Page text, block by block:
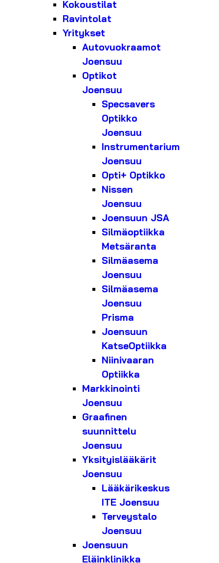
Kokoustilat
Ravintolat
Yritykset
Autovuokraamot
Joensuu
Optikot
Joensuu
Specsavers
Optikko
Joensuu
Instrumentarium
Joensuu
Opti+ Optikko
Nissen
Joensuu
Joensuun JSA
Silmäoptiikka
Metsäranta
Silmäasema
Joensuu
Silmäasema
Joensuu
Prisma
Joensuun
KatseOptiikka
Niinivaaran
Optiikka
Markkinointi
Joensuu
Graafinen
suunnittelu
Joensuu
Yksityislääkärit
Joensuu
Lääkärikeskus
ITE Joensuu
Terveystalo
Joensuu
Joensuun
Eläinklinikka